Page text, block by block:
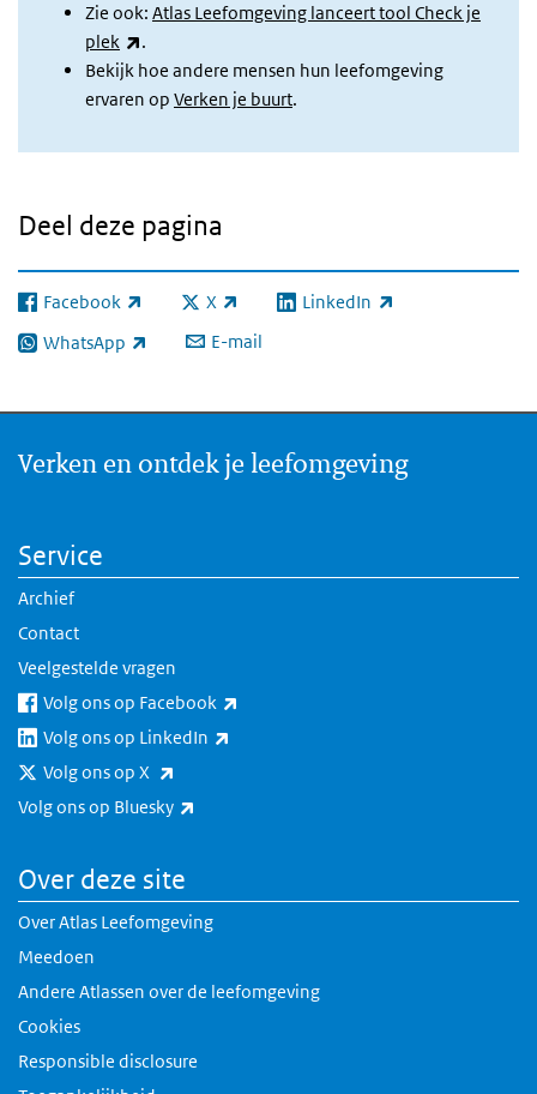
Zie ook: Atlas Leefomgeving lanceert tool Check je
plek
(externe link)
.
Bekijk hoe andere mensen hun leefomgeving
ervaren op Verken je buurt.
Deel deze pagina
Facebook
(externe link) X
(externe link) LinkedIn
(externe link)
WhatsApp
(externe link) E-mail
Verken en ontdek je leefomgeving
Service
Archief
Contact
Veelgestelde vragen
Volg ons op Facebook
Volg ons op LinkedIn
Volg ons op X
Volg ons op Bluesky
Over deze site
Over Atlas Leefomgeving
Meedoen
Andere Atlassen over de leefomgeving
Cookies
Responsible disclosure